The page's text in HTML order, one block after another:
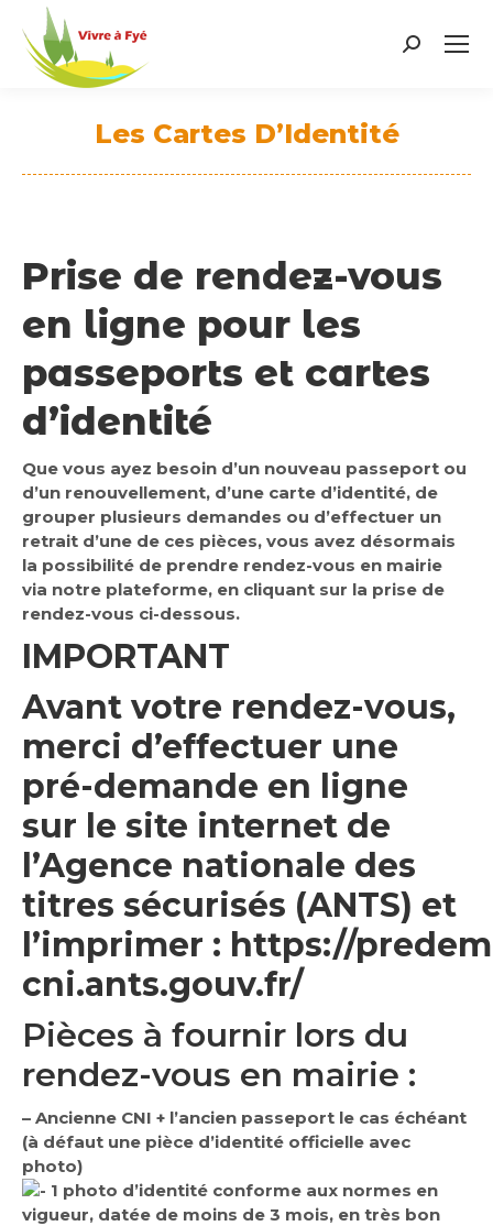
Search:
Les Cartes D’Identité
Prise de rendez-vous
en ligne pour les
passeports et cartes
d’identité
Que vous ayez besoin d’un nouveau passeport ou
d’un renouvellement, d’une carte d’identité, de
grouper plusieurs demandes ou d’effectuer un
retrait d’une de ces pièces, vous avez désormais
la possibilité de prendre rendez-vous en mairie
via notre plateforme, en cliquant sur la prise de
rendez-vous ci-dessous.
IMPORTANT
Avant votre rendez-vous,
merci d’effectuer une
pré-demande en ligne
sur le site internet de
l’Agence nationale des
titres sécurisés (ANTS) et
l’imprimer : https://
cni.ants.gouv.fr/
Pièces à fournir lors du
rendez-vous en mairie :
– Ancienne CNI + l’ancien passeport le cas échéant
(à défaut une pièce d’identité officielle avec
photo)
1 photo d’identité conforme aux normes en
vigueur, datée de moins de 3 mois, en très bon